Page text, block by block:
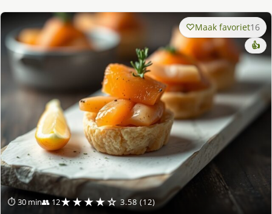
⏱ 30 min👥 12★★★★☆ 3.58 (12)
Maak favoriet16
👍